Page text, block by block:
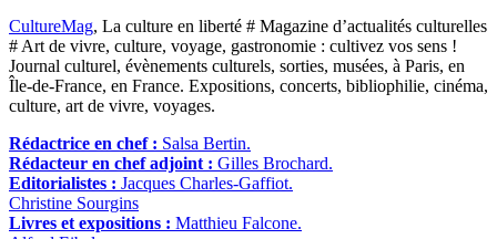
CultureMag, La culture en liberté # Magazine d’actualités culturelles
# Art de vivre, culture, voyage, gastronomie : cultivez vos sens !
Journal culturel, évènements culturels, sorties, musées, à Paris, en
Île-de-France, en France. Expositions, concerts, bibliophilie, cinéma,
culture, art de vivre, voyages.
Rédactrice en chef : Salsa Bertin.
Rédacteur en chef adjoint : Gilles Brochard.
Editorialistes : Jacques Charles-Gaffiot.
Christine Sourgins
Livres et expositions : Matthieu Falcone.